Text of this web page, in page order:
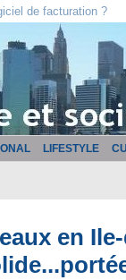
de facturation ?
LIFESTYLE
en